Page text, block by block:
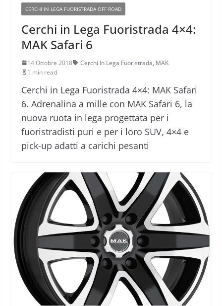
CERCHI IN LEGA FUORISTRADA OFF ROAD
Cerchi in Lega Fuoristrada 4×4:
MAK Safari 6
14 Ottobre 2018 Cerchi In Lega Fuoristrada, MAK
1 min read
Cerchi in Lega Fuoristrada 4×4: MAK Safari
6. Adrenalina a mille con MAK Safari 6, la
nuova ruota in lega progettata per i
fuoristradisti puri e per i loro SUV, 4×4 e
pick-up adatti a carichi pesanti